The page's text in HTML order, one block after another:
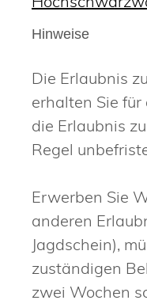
Hinweise
Die Erlaubnis
erhalten Sie für
die Erlaubnis
Regel
Erwerben Sie
anderen
Jagdschein),
zuständigen
zwei Wochen